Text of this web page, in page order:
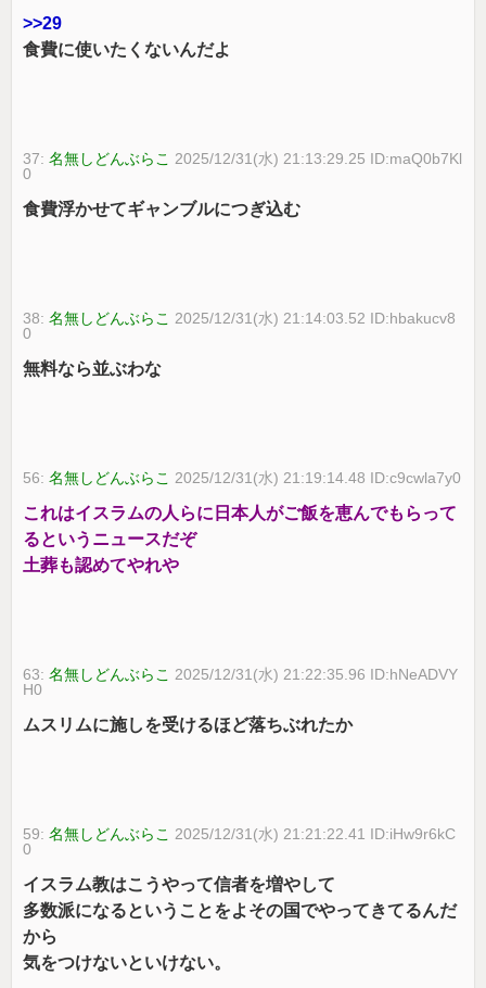
>>29
食費に使いたくないんだよ
37:名無しどんぶらこ 2025/12/31(水) 21:13:29.25 ID:maQ0b7Kl
0
食費浮かせてギャンブルにつぎ込む
38:名無しどんぶらこ 2025/12/31(水) 21:14:03.52 ID:hbakucv8
0
無料なら並ぶわな
56:名無しどんぶらこ 2025/12/31(水) 21:19:14.48 ID:c9cwla7y0
これはイスラムの人らに日本人がご飯を恵んでもらって
るというニュースだぞ
土葬も認めてやれや
63:名無しどんぶらこ 2025/12/31(水) 21:22:35.96 ID:hNeADVY
H0
ムスリムに施しを受けるほど落ちぶれたか
59:名無しどんぶらこ 2025/12/31(水) 21:21:22.41 ID:iHw9r6kC
0
イスラム教はこうやって信者を増やして
多数派になるということをよその国でやってきてるんだ
から
気をつけないといけない。